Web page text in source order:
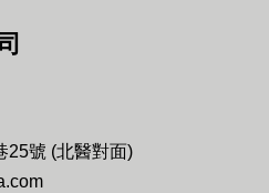
25號 (北醫對面)